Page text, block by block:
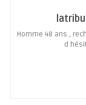
Homme 48 ans ,
d